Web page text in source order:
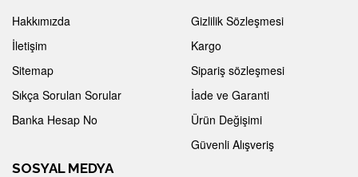
Hakkımızda
İletişim
Sitemap
Sıkça Sorulan Sorular
Banka Hesap No
Gizlilik Sözleşmesi
Kargo
Sipariş sözleşmesi
İade ve Garanti
Ürün Değişimi
Güvenli Alışveriş
SOSYAL MEDYA